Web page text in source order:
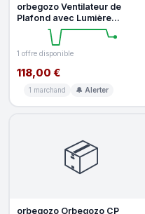
orbegozo Ventilateur de
Plafond avec Lumière
Orbegozo CP 116116 40W
116cm 6 Vite
1 offre disponible
118,00 €
1 marchand 🔔 Alerter
📦
orbegozo Orbegozo CP